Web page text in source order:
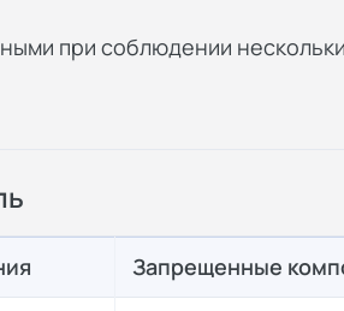
при соблюдении
Запрещенные